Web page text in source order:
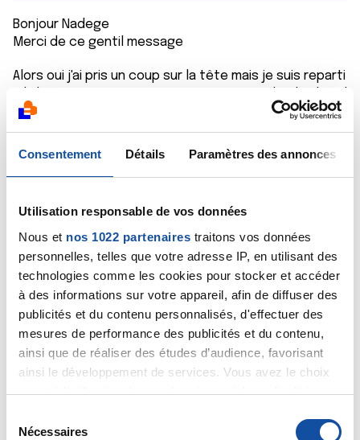
Consentement Détails Paramètres des annonces
Utilisation responsable de vos données
Nous et nos 1022 partenaires traitons vos données
personnelles, telles que votre adresse IP, en utilisant des
technologies comme les cookies pour stocker et accéder
à des informations sur votre appareil, afin de diffuser des
publicités et du contenu personnalisés, d'effectuer des
mesures de performance des publicités et du contenu,
ainsi que de réaliser des études d’audience, favorisant
ainsi le développement de services. Vous avez le choix
quant à l'utilisation de vos données et à leurs finalités.
tout moment en consultant la Déclaration relative aux
Nécessaires
Bonjour Nadege
Merci de ce gentil message
Alors oui j'ai pris un coup sur la tête mais je suis reparti
et contraignant
Bien sûr, je ferais un post vendredi ou samedi pour
vous donner des news du bilan
Stéphane
Citer
Vendredi
15/12/2021 - 13:58